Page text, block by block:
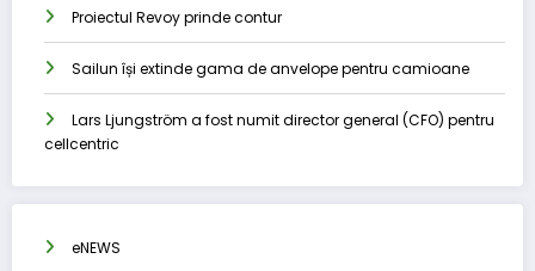
Proiectul Revoy prinde contur
Sailun își extinde gama de anvelope pentru camioane
Lars Ljungström a fost numit director general (CFO) pentru
cellcentric
eNEWS